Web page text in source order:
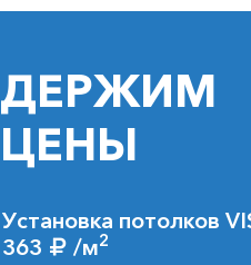
ДЕРЖИМ
ЦЕНЫ
Установка потолков
363
/м2